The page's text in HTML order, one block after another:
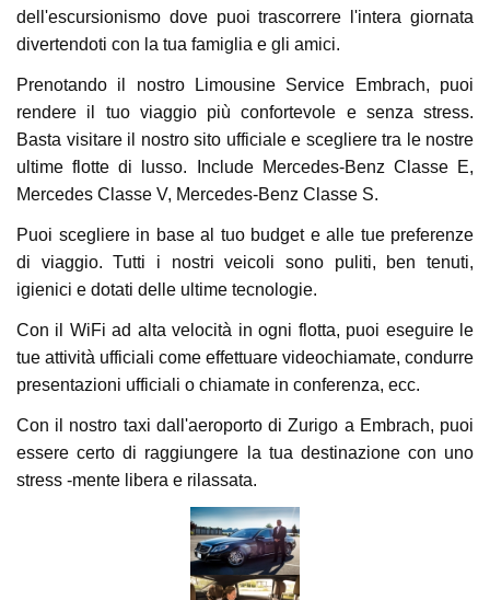
dell'escursionismo dove puoi trascorrere l'intera giornata
divertendoti con la tua famiglia e gli amici.
Prenotando il nostro Limousine Service Embrach, puoi
rendere il tuo viaggio più confortevole e senza stress.
Basta visitare il nostro sito ufficiale e scegliere tra le nostre
ultime flotte di lusso. Include Mercedes-Benz Classe E,
Mercedes Classe V, Mercedes-Benz Classe S.
Puoi scegliere in base al tuo budget e alle tue preferenze
di viaggio. Tutti i nostri veicoli sono puliti, ben tenuti,
igienici e dotati delle ultime tecnologie.
Con il WiFi ad alta velocità in ogni flotta, puoi eseguire le
tue attività ufficiali come effettuare videochiamate, condurre
presentazioni ufficiali o chiamate in conferenza, ecc.
Con il nostro taxi dall'aeroporto di Zurigo a Embrach, puoi
essere certo di raggiungere la tua destinazione con uno
stress -mente libera e rilassata.